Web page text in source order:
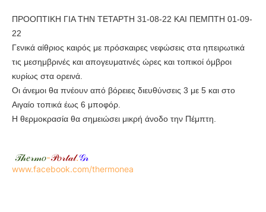
ΠΡΟΟΠΤΙΚΗ ΓΙΑ ΤΗΝ ΤΕΤΑΡΤΗ 31-08-22 ΚΑΙ ΠΕΜΠΤΗ 01-09-
22
Γενικά αίθριος καιρός με πρόσκαιρες νεφώσεις στα ηπειρωτικά
τις μεσημβρινές και απογευματινές ώρες και τοπικοί όμβροι
κυρίως στα ορεινά.
Οι άνεμοι θα πνέουν από βόρειες διευθύνσεις 3 με 5 και στο
Αιγαίο τοπικά έως 6 μποφόρ.
Η θερμοκρασία θα σημειώσει μικρή άνοδο την Πέμπτη.
𝒯𝒽𝑒𝓇𝓂𝑜-𝒫𝑜𝓇𝓉𝒶𝓁.𝒢𝓇
www.facebook.com/thermonea